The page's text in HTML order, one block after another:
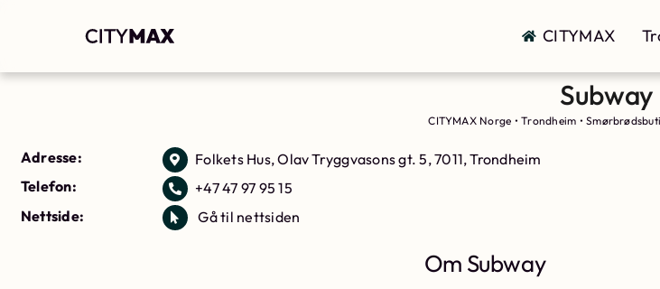
CITYMAX
Subway
CITYMAX Norge •Trondheim •
Adresse:
Folkets Hus, Olav Tryggvasons gt. 5, 7011, Trondheim
Telefon:
+47 47 97 95 15
Nettside:
Gå til nettsiden
Om Subway